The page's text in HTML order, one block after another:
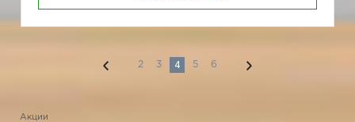
2 3 4 5 6
Акции